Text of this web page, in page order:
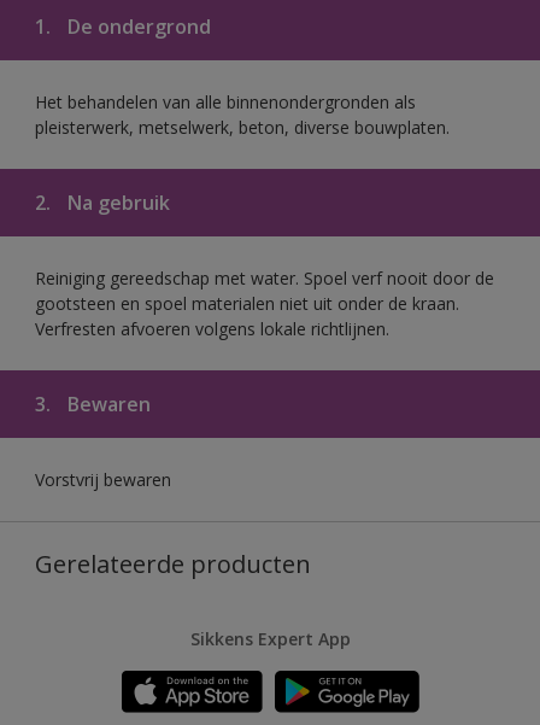
1. De ondergrond
Het behandelen van alle binnenondergronden als
pleisterwerk, metselwerk, beton, diverse bouwplaten.
2. Na gebruik
Reiniging gereedschap met water. Spoel verf nooit door de
gootsteen en spoel materialen niet uit onder de kraan.
Verfresten afvoeren volgens lokale richtlijnen.
3. Bewaren
Vorstvrij bewaren
Gerelateerde producten
Sikkens Expert App